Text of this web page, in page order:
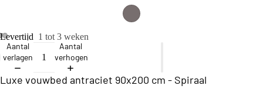
e
c
ti
Levertijd 1 tot 3 weken
Aantal
verlagen
Aantal
verhogen
Luxe vouwbed antraciet 90x200 cm - Spiraal